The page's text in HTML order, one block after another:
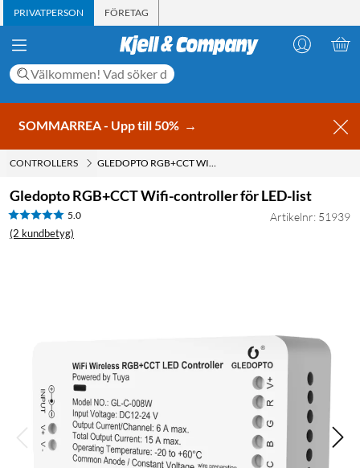
PRIVATPERSON FÖRETAG
SOMMARREA - Upp till 50% →
CONTROLLERS GLEDOPTO RGB+CCT WIFI-CONTROLLER FÖR LED-LIST
Gledopto RGB+CCT Wifi-controller för LED-list
5.0
(2 kundbetyg)
Artikelnr: 51939